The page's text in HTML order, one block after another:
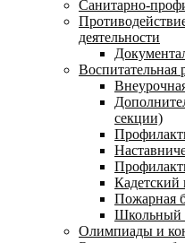
Санитарно-
деятельности
Воспитательная
секции)
Кадетский
Пожарная
Школьный
Олимпиады и